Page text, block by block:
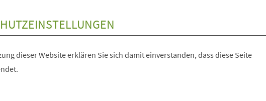
dieser Website erklären Sie sich damit einverstanden, dass diese Seite